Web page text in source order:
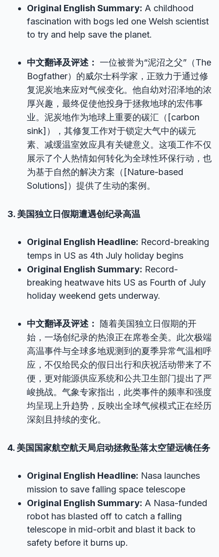
Original English Summary: A childhood
fascination with bogs led one Welsh scientist
to try and help save the planet.
中文翻译及评述： 一位被誉为“泥沼之父”（The
Bogfather）的威尔士科学家，正致力于通过修
复泥炭地来应对气候变化。他自幼对沼泽地的浓
厚兴趣，最终促使他投身于拯救地球的宏伟事
业。泥炭地作为地球上重要的碳汇（[carbon
sink]），其修复工作对于锁定大气中的碳元
素、减缓温室效应具有关键意义。这项工作不仅
展示了个人热情如何转化为全球性环保行动，也
为基于自然的解决方案（[Nature-based
Solutions]）提供了生动的案例。
3. 美国独立日假期遭遇创纪录高温
Original English Headline: Record-breaking
temps in US as 4th July holiday begins
Original English Summary: Record-
breaking heatwave hits US as Fourth of July
holiday weekend gets underway.
中文翻译及评述：
随着美国独立日假期的开
始，一场创纪录的热浪正在席卷全美。此次极端
高温事件与全球多地观测到的夏季异常气温相呼
应，不仅给民众的假日出行和庆祝活动带来了不
便，更对能源供应系统和公共卫生部门提出了严
峻挑战。气象专家指出，此类事件的频率和强度
均呈现上升趋势，反映出全球气候模式正在经历
深刻且持续的变化。
4. 美国国家航空航天局启动拯救坠落太空望远镜任务
Original English Headline: Nasa launches
mission to save falling space telescope
Original English Summary: A Nasa-funded
robot has blasted off to catch a falling
telescope in mid-orbit and blast it back to
safety before it burns up.